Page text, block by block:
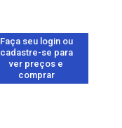
Faça seu login ou
cadastre-se para
ver preços e
comprar